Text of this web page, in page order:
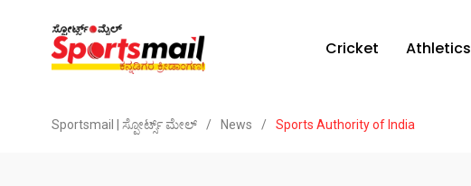
Cricket Athletics
Sportsmail | ಸ್ಪೋರ್ಟ್ಸ್ ಮೇಲ್ / News / Sports Authority of India